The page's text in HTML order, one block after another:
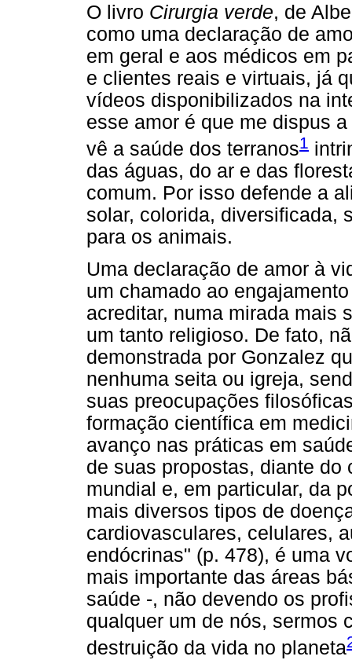
O livro Cirurgia verde, de
como uma declaração de
em geral e aos médicos em
e clientes reais e virtuais, já
vídeos disponibilizados na
esse amor é que me dispus
vê a saúde dos terranos1
das águas, do ar e das
comum. Por isso defende a
solar, colorida, diversificada,
para os animais.
Uma declaração de amor à
um chamado ao
acreditar, numa mirada mais
um tanto religioso. De fato,
demonstrada por Gonzalez
nenhuma seita ou igreja,
suas preocupações
formação científica em
avanço nas práticas em
de suas propostas, diante
mundial e, em particular, da
mais diversos tipos de
cardiovasculares, celulares,
endócrinas" (p. 478), é uma
mais importante das áreas
saúde -, não devendo os
qualquer um de nós, sermos
destruição da vida no planeta